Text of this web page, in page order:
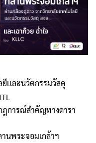
เเละนวัตกรรมวัสดุ
ฎการณ์สำคัญทางดารา
นพระจอมเกล้าฯ